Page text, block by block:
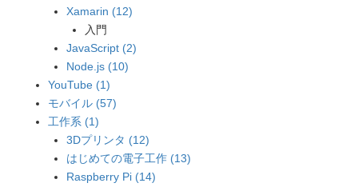
Xamarin (12)
入門
JavaScript (2)
Node.js (10)
YouTube (1)
モバイル (57)
工作系 (1)
3Dプリンタ (12)
はじめての電子工作 (13)
Raspberry Pi (14)